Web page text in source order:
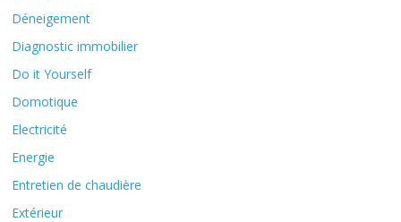
Déneigement
Diagnostic immobilier
Do it Yourself
Domotique
Electricité
Energie
Entretien de chaudière
Extérieur